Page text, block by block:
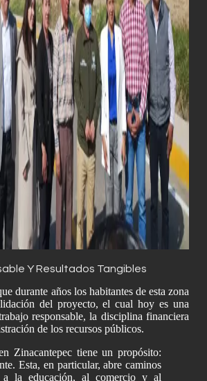
Y Resultados Tangibles
durante años los habitantes de esta zona
del proyecto, el cual hoy es una
responsable, la disciplina financiera
de los recursos públicos.
Zinacantepec tiene un propósito:
Esta, en particular, abre caminos
a la educación, al comercio y al